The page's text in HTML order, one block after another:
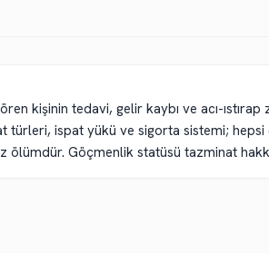
kişinin tedavi, gelir kaybı ve acı-
türleri, ispat yükü ve sigorta sistemi;
ölümdür. Göçmenlik statüsü tazminat